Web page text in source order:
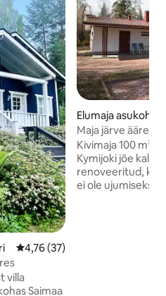
Keskmine hinnang 4,76/5, 37
4,76 (37)
villa
Saimaa
Elumaja asukohas
Maja järve ääres
Kivimaja 100 m²,
Kymijoki jõe
renoveeritud,
ei ole ujumiseks